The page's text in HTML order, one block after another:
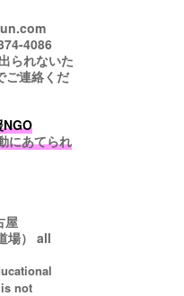
4086
られないた
ご連絡くだ
NGO
にあてられ
屋
）
all
not